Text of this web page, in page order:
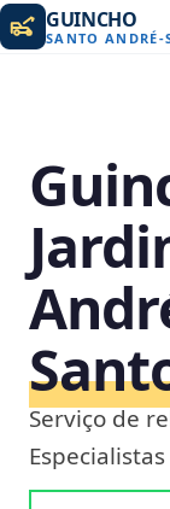
GUINCHO
SANTO ANDRÉ-
Serviço de